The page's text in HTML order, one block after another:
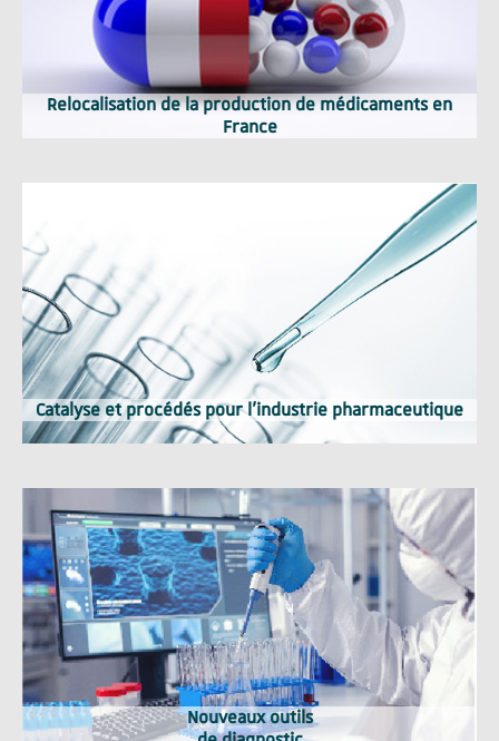
Relocalisation de la production de médicaments en
France
Catalyse et procédés pour l'industrie pharmaceutique
Nouveaux outils